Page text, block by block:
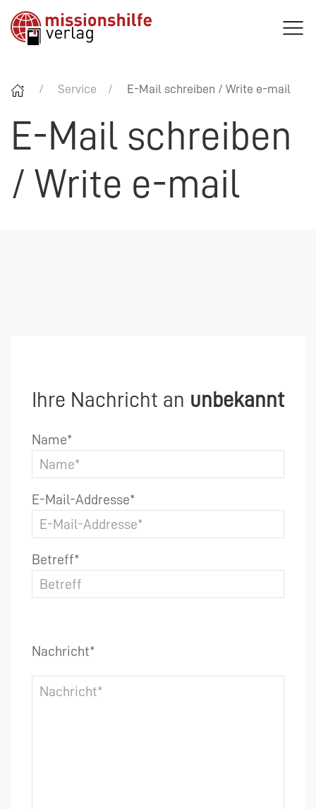
Service E-Mail schreiben / Write e-mail
E-Mail schreiben
/ Write e-mail
Ihre Nachricht an unbekannt
Name*
E-Mail-Addresse*
Betreff*
Nachricht*